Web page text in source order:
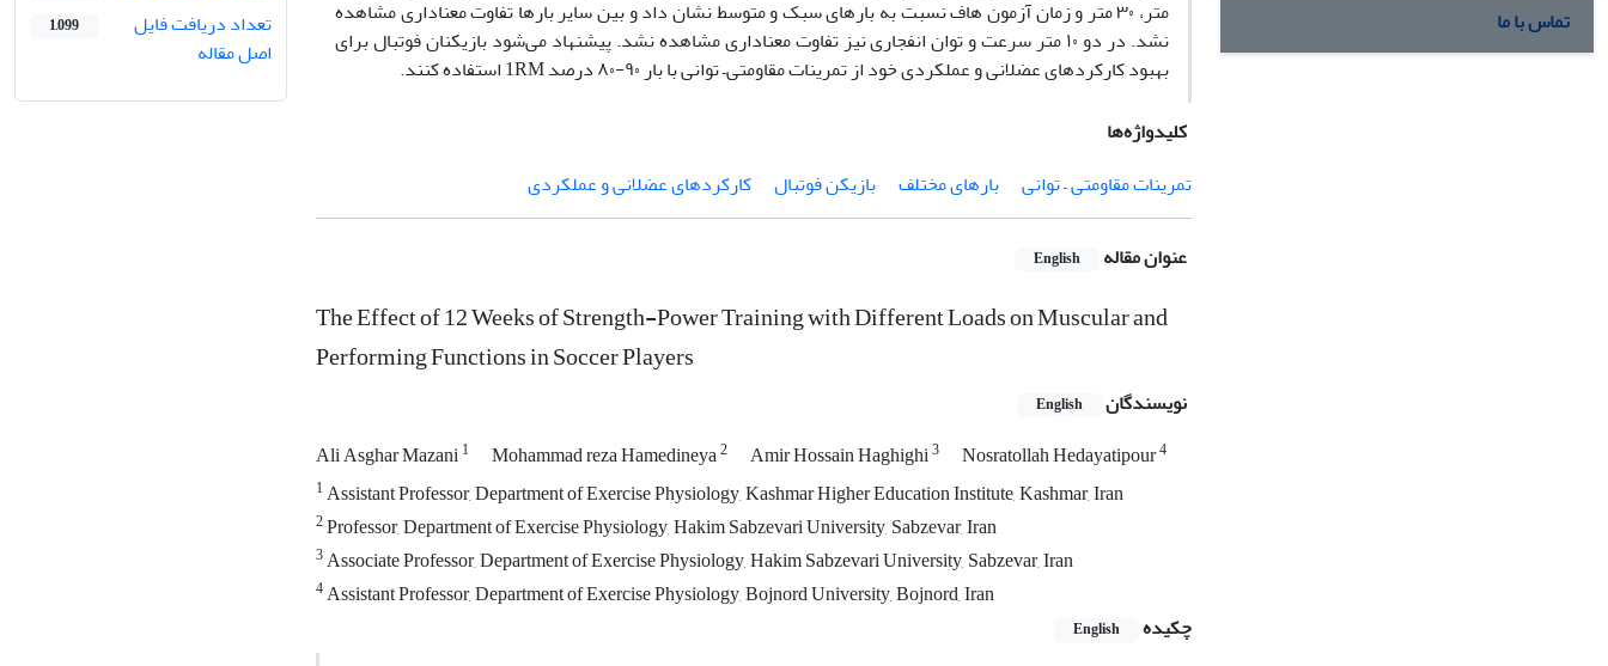
متر، ۳۰ متر و زمان آزمون هاف نسبت به بارهای سبک و متوسط نشان داد و بین سایر بارها تفاوت معنا‌داری مشاهده
نشد. در دو ۱۰ متر سرعت و توان انفجاری نیز تفاوت معنا­داری مشاهده نشد. پیشنهاد می‌شود بازیکنان فوتبال برای
بهبود کارکردهای عضلانی و عملکردی خود از تمرینات مقاومتی– توانی با بار ۹۰-۸۰ درصد 1RM استفاده کنند.
کلیدواژه‌ها
تمرینات مقاومتی – توانی
بارهای مختلف بازیکن فوتبال کارکردهای عضلانی و عملکردی
عنوان مقاله English
The Effect of 12 Weeks of Strength-Power Training with Different Loads on Muscular and
Performing Functions in Soccer Players
نویسندگان English
Ali Asghar Mazani1 Mohammad reza Hamedineya2 Amir Hossain Haghighi3 Nosratollah Hedayatipour4
1Assistant Professor, Department of Exercise Physiology, Kashmar Higher Education Institute, Kashmar, Iran
2Professor, Department of Exercise Physiology, Hakim Sabzevari University, Sabzevar, Iran
3Associate Professor, Department of Exercise Physiology, Hakim Sabzevari University, Sabzevar, Iran
4Assistant Professor, Department of Exercise Physiology, Bojnord University, Bojnord, Iran
چکیده
English
تعداد دریافت فایل
اصل مقاله
1,099
تماس با ما